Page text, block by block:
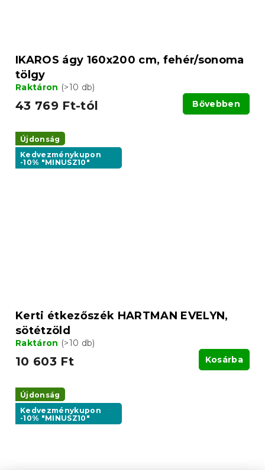
IKAROS ágy 160x200 cm, fehér/sonoma
tölgy
Raktáron (>10 db)
43 769 Ft-tól Bővebben
Újdonság
Kedvezménykupon
-10% "MINUSZ10"
Kerti étkezőszék HARTMAN EVELYN,
sötétzöld
Raktáron (>10 db)
10 603 Ft Kosárba
Újdonság
Kedvezménykupon
-10% "MINUSZ10"